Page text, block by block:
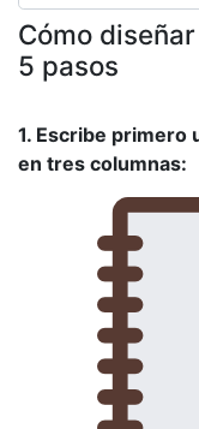
Cómo
5 pasos
1. Escribe primero
en tres columnas: